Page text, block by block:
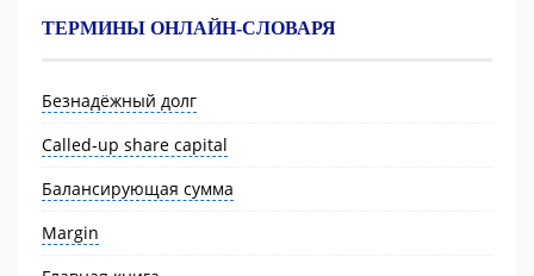
ТЕРМИНЫ ОНЛАЙН-СЛОВАРЯ
Безнадёжный долг
Called-up share capital
Балансирующая сумма
Margin